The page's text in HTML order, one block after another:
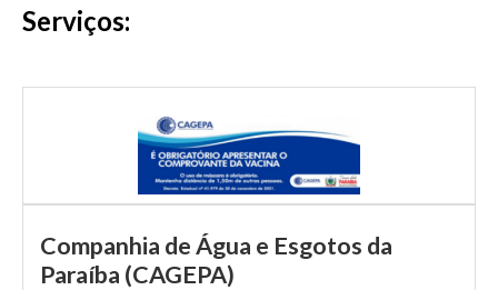
Serviços:
Companhia de Água e Esgotos da
Paraíba (CAGEPA)